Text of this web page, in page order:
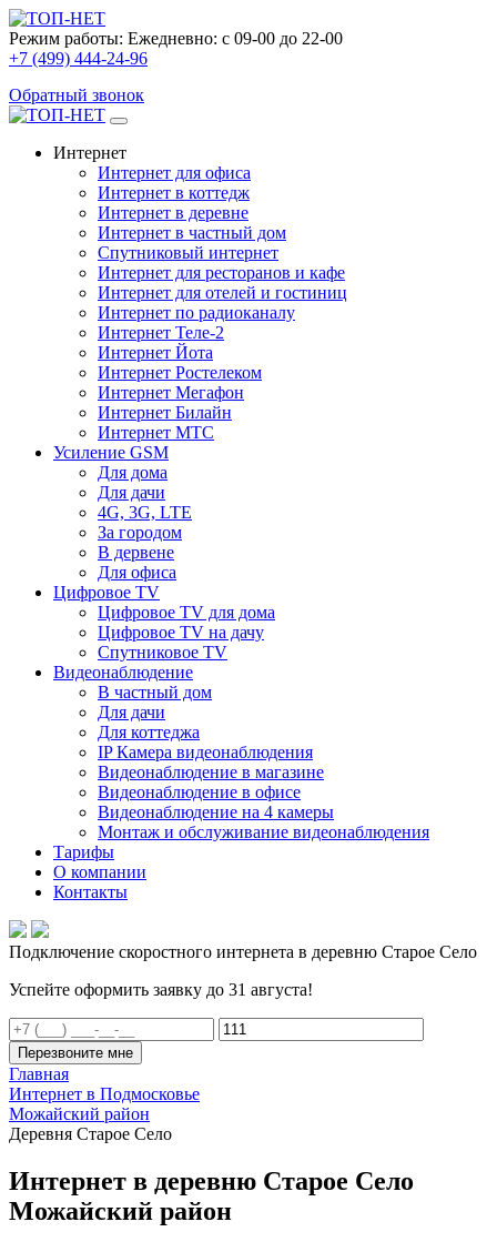
Режим работы: Ежедневно: с 09-00 до 22-00
+7 (499) 444-24-96
Обратный звонок
Интернет
Интернет для офиса
Интернет в коттедж
Интернет в деревне
Интернет в частный дом
Спутниковый интернет
Интернет для ресторанов и кафе
Интернет для отелей и гостиниц
Интернет по радиоканалу
Интернет Теле-2
Интернет Йота
Интернет Ростелеком
Интернет Мегафон
Интернет Билайн
Интернет МТС
Усиление GSM
Для дома
Для дачи
4G, 3G, LTE
За городом
В дервене
Для офиса
Цифровое TV
Цифровое TV для дома
Цифровое TV на дачу
Спутниковое TV
Видеонаблюдение
В частный дом
Для дачи
Для коттеджа
IP Камера видеонаблюдения
Видеонаблюдение в магазине
Видеонаблюдение в офисе
Видеонаблюдение на 4 камеры
Монтаж и обслуживание видеонаблюдения
Тарифы
О компании
Контакты
Подключение скоростного интернета в деревню Старое Село
Успейте оформить заявку до 31 августа!
Перезвоните мне
Главная
Интернет в Подмосковье
Можайский район
Деревня Старое Село
Интернет в деревню Старое Село
Можайский район